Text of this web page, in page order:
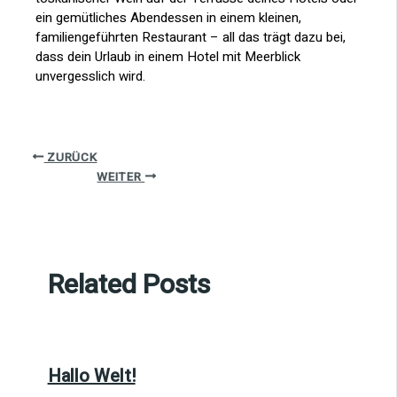
ein gemütliches Abendessen in einem kleinen,
familiengeführten Restaurant – all das trägt dazu bei,
dass dein Urlaub in einem Hotel mit Meerblick
unvergesslich wird.
ZURÜCK
WEITER
Related Posts
Hallo Welt!